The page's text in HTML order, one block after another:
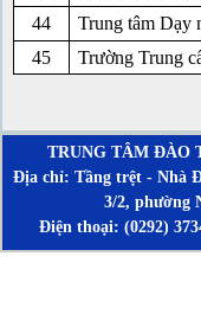
44
Trung tâm Dạy
45
Trường Trung
TRUNG TÂM ĐÀO
Địa chỉ: Tầng trệt - Nhà
3/2, phường
Điện thoại: (0292)